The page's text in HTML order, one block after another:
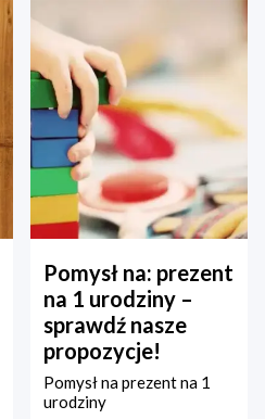
Pomysł na: prezent
na 1 urodziny –
sprawdź nasze
propozycje!
Pomysł na prezent na 1
urodziny